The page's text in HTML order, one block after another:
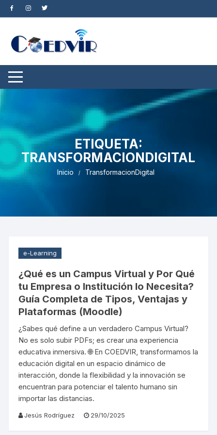
Saltar
al
ETIQUETA:
TRANSFORMACIONDIGITAL
Inicio TransformacionDigital
e-Learning
¿Qué es un Campus Virtual y Por Qué
tu Empresa o Institución lo Necesita?
Guía Completa de Tipos, Ventajas y
Plataformas (Moodle)
¿Sabes qué define a un verdadero Campus Virtual?
No es solo subir PDFs; es crear una experiencia
educativa inmersiva. 🌐 En COEDVIR, transformamos la
educación digital en un espacio dinámico de
interacción, donde la flexibilidad y la innovación se
encuentran para potenciar el talento humano sin
importar las distancias.
Jesús Rodríguez 29/10/2025